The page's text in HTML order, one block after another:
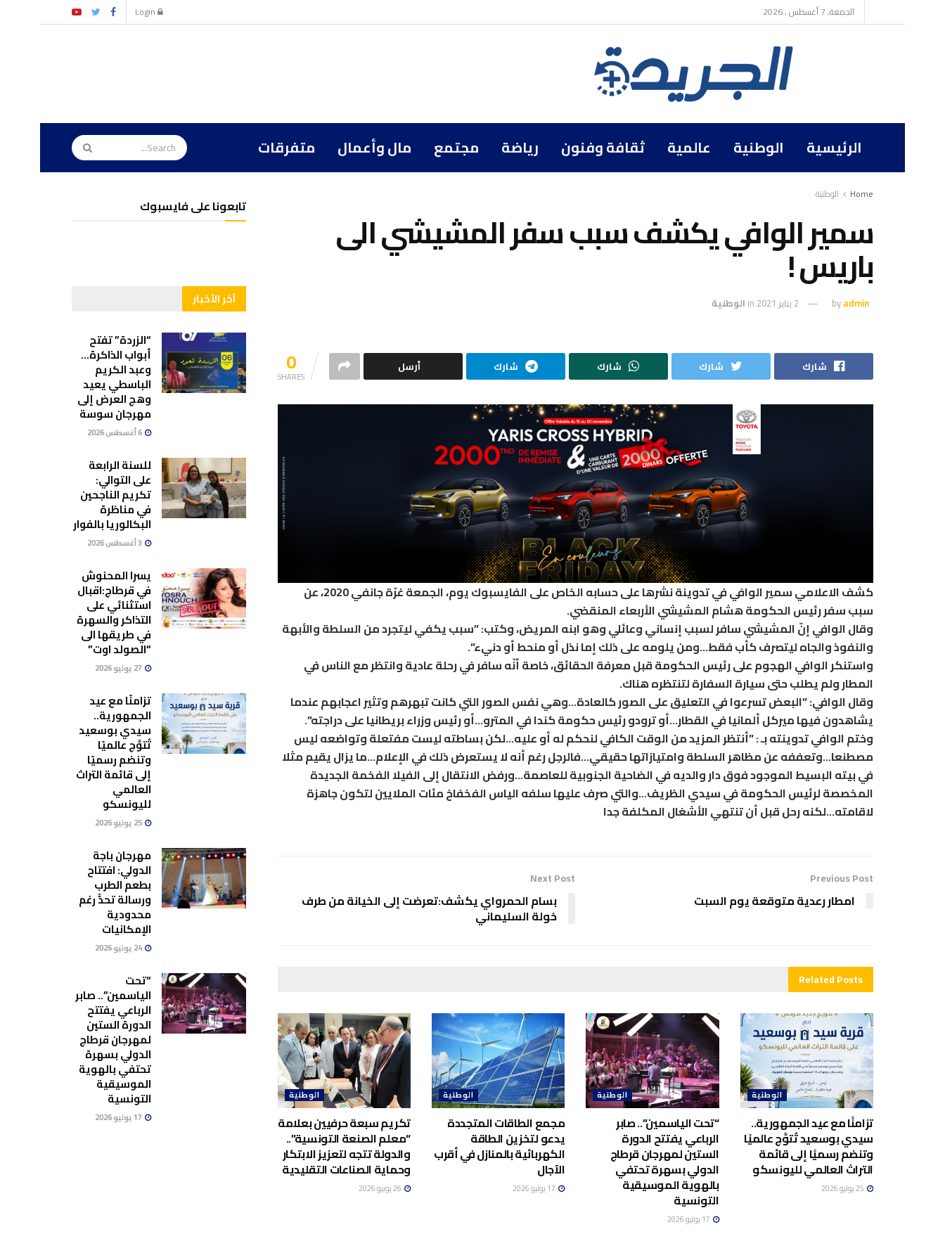
الجمعة, 7 أغسطس , 2026
الرئيسية الوطنية عالمية ثقافة وفنون رياضة مجتمع مال وأعمال متفرقات
Home الوطنية
سمير الوافي يكشف سبب سفر المشيشي الى
باريس !
byadmin 2 يناير 2021 in الوطنية
0
SHARES
شارك شارك شارك شارك أرسل
كشف الاعلامي سمير الوافي في تدوينة نشرها على حسابه الخاص على الفايسبوك يوم، الجمعة غرّة جانفي 2020، عن
سبب سفر رئيس الحكومة هشام المشيشي الأربعاء المنقضي.
وقال الوافي إنّ المشيشي سافر لسبب إنساني وعائلي وهو ابنه المريض، وكتب: ”سبب يكفي ليتجرد من السلطة والأبهة
والنفوذ والجاه ليتصرف كأب فقط…ومن يلومه على ذلك إما نذل أو منحط أو دنيء”.
واستنكر الوافي الهجوم على رئيس الحكومة قبل معرفة الحقائق، خاصة أنّه سافر في رحلة عادية وانتظر مع الناس في
المطار ولم يطلب حتى سيارة السفارة لتنتظره هناك.
وقال الوافي: ”البعض تسرعوا في التعليق على الصور كالعادة…وهي نفس الصور التي كانت تبهرهم وتثير اعجابهم عندما
يشاهدون فيها ميركل ألمانيا في القطار…أو ترودو رئيس حكومة كندا في المترو…أو رئيس وزراء بريطانيا على دراجته”.
وختم الوافي تدوينته بـ : ”أنتظر المزيد من الوقت الكافي لنحكم له أو عليه…لكن بساطته ليست مفتعلة وتواضعه ليس
مصطنعا…وتعففه عن مظاهر السلطة وامتيازاتها حقيقي…فالرجل رغم أنه لا يستعرض ذلك في الإعلام…ما يزال يقيم مثلا
في بيته البسيط الموجود فوق دار والديه في الضاحية الجنوبية للعاصمة…ورفض الانتقال إلى الفيلا الفخمة الجديدة
المخصصة لرئيس الحكومة في سيدي الظريف…والتي صرف عليها سلفه الياس الفخفاخ مئات الملايين لتكون جاهزة
لاقامته…لكنه رحل قبل أن تنتهي الأشغال المكلفة جدا
Previous Post
امطار رعدية متوقعة يوم السبت
Next Post
بسام الحمرواي يكشف:تعرضت إلى الخيانة من طرف
خولة السليماني
RelatedPosts
الوطنية
تزامنًا مع عيد الجمهورية..
سيدي بوسعيد تُتوَّج عالميًا
وتنضم رسميًا إلى قائمة
التراث العالمي لليونسكو
الوطنية
“تحت الياسمين”.. صابر
الرباعي يفتتح الدورة
الستين لمهرجان قرطاج
الدولي بسهرة تحتفي
بالهوية الموسيقية
التونسية
الوطنية
مجمع الطاقات المتجددة
يدعو لتخزين الطاقة
الكهربائية بالمنازل في أقرب
الآجال
الوطنية
تكريم سبعة حرفيين بعلامة
“معلم الصنعة التونسية”..
والدولة تتجه لتعزيز الابتكار
وحماية الصناعات التقليدية
تابعونا على فايسبوك
آخر الأخبار
“الزردة” تفتح
أبواب الذاكرة…
وعبد الكريم
الباسطي يعيد
وهج العرض إلى
مهرجان سوسة
6 أغسطس 2026
للسنة الرابعة
على التوالي:
تكريم الناجحين
في مناظرة
البكالوريا بالفوار
يسرا المحنوش
في قرطاج:اقبال
استثنائي على
التذاكر والسهرة
في طريقها الى
“الصولد اوت”
تزامنًا مع عيد
الجمهورية..
سيدي بوسعيد
تُتوَّج عالميًا
وتنضم رسميًا
إلى قائمة التراث
العالمي
لليونسكو
25 يوليو 2026
مهرجان باجة
الدولي: افتتاح
بطعم الطرب
ورسالة تحدٍّ رغم
محدودية
الإمكانيات
24 يوليو 2026
“تحت
الياسمين”.. صابر
الرباعي يفتتح
الدورة الستين
لمهرجان قرطاج
الدولي بسهرة
تحتفي بالهوية
الموسيقية
التونسية